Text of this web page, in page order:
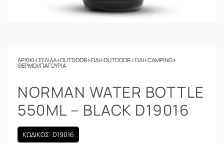
ΑΡΧΙΚΉ ΣΕΛΊΔΑ›OUTDOOR›ΕΙΔΗ OUTDOOR / ΕΙΔΗ CAMPING›
ΘΕΡΜΟΊ/ΠΑΓΟΎΡΙΑ
NORMAN WATER BOTTLE
550ML – BLACK D19016
ΚΩΔΙΚΟΣ: D19016